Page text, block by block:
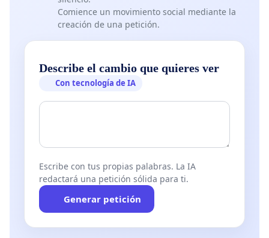
Comience un movimiento social mediante la
creación de una petición.
Describe el cambio que quieres ver
Con tecnología de IA
Escribe con tus propias palabras. La IA
redactará una petición sólida para ti.
Generar petición